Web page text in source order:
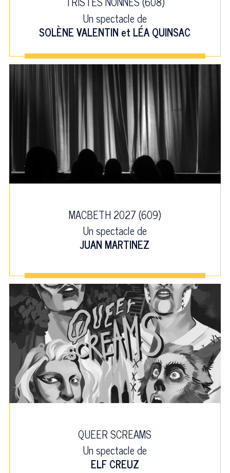
Un spectacle de
SOLÈNE VALENTIN et LÉA QUINSAC
MACBETH 2027 (609)
Un spectacle de
JUAN MARTINEZ
QUEER SCREAMS
Un spectacle de
ELF CREUZ